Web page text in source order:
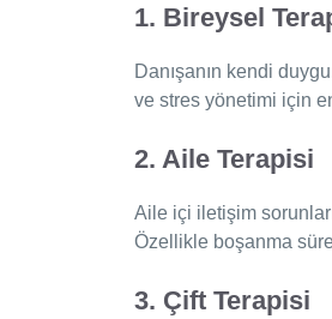
1. Bireysel
Danışanın kendi
ve stres yönetimi için
2. Aile Terapisi
Aile içi iletişim
Özellikle boşanma
3. Çift Terapisi